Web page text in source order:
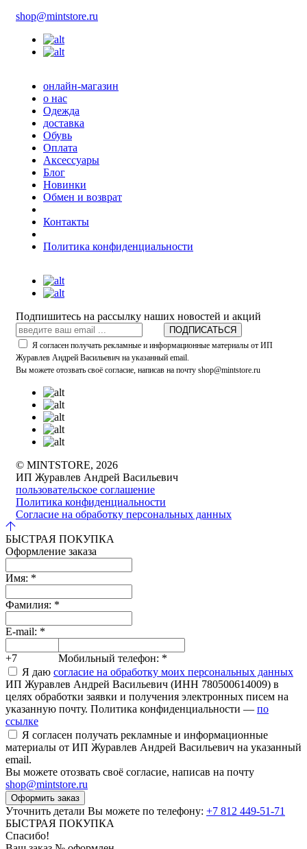
shop@mintstore.ru
онлайн-магазин
о нас
Одежда
доставка
Обувь
Оплата
Аксессуары
Блог
Новинки
Обмен и возврат
Контакты
Политика конфиденциальности
Подпишитесь на рассылку наших новостей и акций
ПОДПИСАТЬСЯ
Я согласен получать рекламные и информационные материалы от ИП
Журавлев Андрей Васильевич на указанный email.
Вы можете отозвать своё согласие, написав на почту shop@mintstore.ru
© MINTSTORE, 2026
ИП Журавлев Андрей Васильевич
пользовательское соглашение
Политика конфиденциальности
Согласие на обработку персональных данных
БЫСТРАЯ ПОКУПКА
Оформление заказа
Имя: *
Фамилия: *
E-mail: *
+7 Мобильный телефон: *
Я даю согласие на обработку моих персональных данных
ИП Журавлев Андрей Васильевич (ИНН 780500614009) в
целях обработки заявки и получения электронных писем на
указанную почту. Политика конфиденциальности — по
ссылке
Я согласен получать рекламные и информационные
материалы от ИП Журавлев Андрей Васильевич на указанный
email.
Вы можете отозвать своё согласие, написав на почту
shop@mintstore.ru
Оформить заказ
Уточнить детали Вы можете по телефону: +7 812 449-51-71
БЫСТРАЯ ПОКУПКА
Спасибо!